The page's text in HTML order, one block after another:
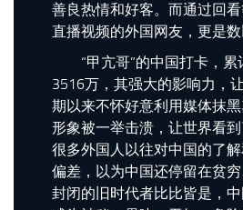
善良热情和好客。而通过回
直播视频的外国网友，更是数
“甲亢哥”的中国打卡，
3516万，其强大的影响力，
期以来不怀好意利用媒体抹
形象被一举击溃，让世界看到
很多外国人以往对中国的了
偏差，以为中国还停留在贫穷
封闭的旧时代者比比皆是，